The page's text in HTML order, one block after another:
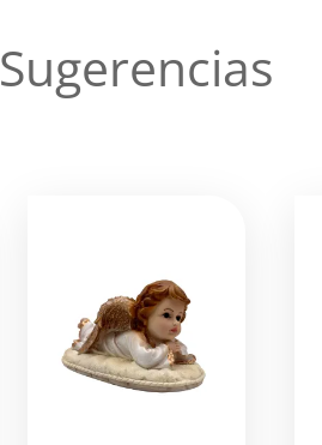
Sugerencias